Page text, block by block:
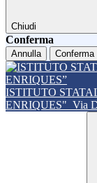
Chiudi
Conferma
Annulla Conferma
ISTITUTO
ENRIQUES" Via